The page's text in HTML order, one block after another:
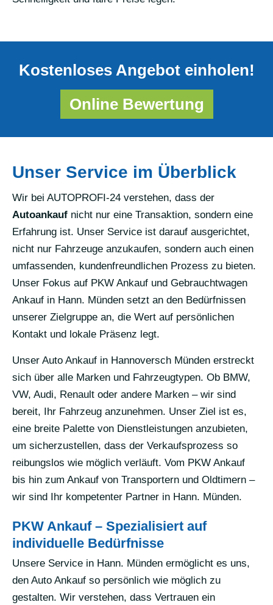
Kostenloses Angebot einholen!
Online Bewertung
Unser Service im Überblick
Wir bei AUTOPROFI-24 verstehen, dass der
Autoankauf nicht nur eine Transaktion, sondern eine
Erfahrung ist. Unser Service ist darauf ausgerichtet,
nicht nur Fahrzeuge anzukaufen, sondern auch einen
umfassenden, kundenfreundlichen Prozess zu bieten.
Unser Fokus auf PKW Ankauf und Gebrauchtwagen
Ankauf in Hann. Münden setzt an den Bedürfnissen
unserer Zielgruppe an, die Wert auf persönlichen
Kontakt und lokale Präsenz legt.
Unser Auto Ankauf in Hannoversch Münden erstreckt
sich über alle Marken und Fahrzeugtypen. Ob BMW,
VW, Audi, Renault oder andere Marken – wir sind
bereit, Ihr Fahrzeug anzunehmen. Unser Ziel ist es,
eine breite Palette von Dienstleistungen anzubieten,
um sicherzustellen, dass der Verkaufsprozess so
reibungslos wie möglich verläuft. Vom PKW Ankauf
bis hin zum Ankauf von Transportern und Oldtimern –
wir sind Ihr kompetenter Partner in Hann. Münden.
PKW Ankauf – Spezialisiert auf
individuelle Bedürfnisse
Unsere Service in Hann. Münden ermöglicht es uns,
den Auto Ankauf so persönlich wie möglich zu
gestalten. Wir verstehen, dass Vertrauen ein